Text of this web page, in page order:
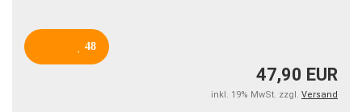
48
47,90 EUR
inkl. 19% MwSt. zzgl. Versand